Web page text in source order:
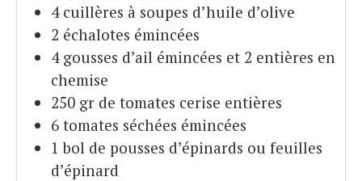
4 cuillères à soupes d’huile d’olive
2 échalotes émincées
4 gousses d’ail émincées et 2 entières en
chemise
250 gr de tomates cerise entières
6 tomates séchées émincées
1 bol de pousses d’épinards ou feuilles
d’épinard